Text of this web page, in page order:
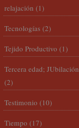
relajación (1)
Tecnologías (2)
Tejido Productivo (1)
Tercera edad; JUbilación
(2)
Testimonio (10)
Tiempo (17)